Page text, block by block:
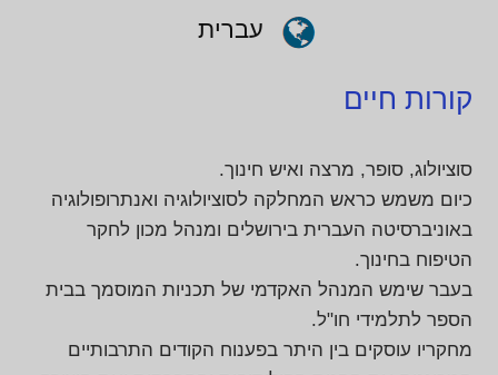
עברית
קורות חיים
סוציולוג, סופר, מרצה ואיש חינוך.
כיום משמש כראש המחלקה לסוציולוגיה ואנתרופולוגיה
באוניברסיטה העברית בירושלים ומנהל מכון לחקר
הטיפוח בחינוך.
בעבר שימש המנהל האקדמי של תכניות המוסמך בבית
הספר לתלמידי חו"ל.
מחקריו עוסקים בין היתר בפענוח הקודים התרבותיים